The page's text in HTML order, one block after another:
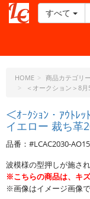
ー
ラ
フ
ド
ッ
ト・
ェ
ー
ピ
すべて
HOME 商品カテゴリー
＜オークション＞8
＜ｵｰｸｼｮﾝ・ｱｳﾄﾚ
イエロー 裁ち革
品番：#LCAC2030-AO15
波模様の型押しが施さ
※こちらの商品は、キ
※画像はイメージ画像